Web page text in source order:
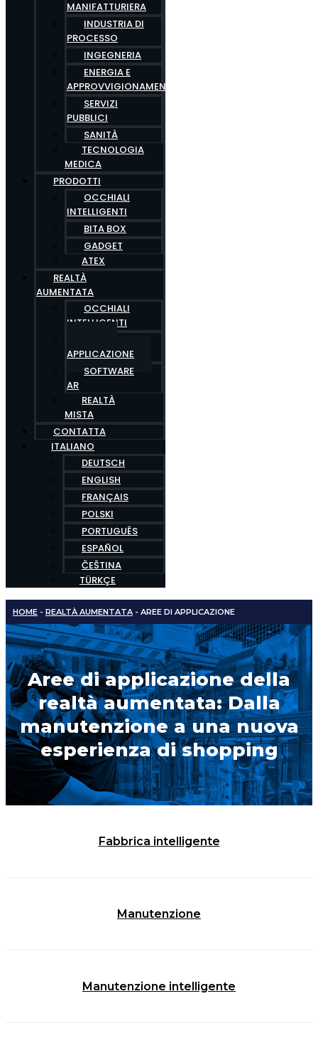
MANIFATTURIERA
INDUSTRIA DI
PROCESSO
INGEGNERIA
ENERGIA E
APPROVVIGIONAMENTO
SERVIZI
PUBBLICI
SANITÀ
TECNOLOGIA
MEDICA
PRODOTTI
OCCHIALI
INTELLIGENTI
BITA BOX
GADGET
ATEX
REALTÀ
AUMENTATA
OCCHIALI
INTELLIGENTI
APPLICAZIONE
SOFTWARE
AR
REALTÀ
MISTA
CONTATTA
ITALIANO
DEUTSCH
ENGLISH
FRANÇAIS
POLSKI
PORTUGUÊS
ESPAÑOL
ČEŠTINA
TÜRKÇE
HOME - REALTÀ AUMENTATA - AREE DI APPLICAZIONE
Aree di applicazione della
realtà aumentata: Dalla
manutenzione a una nuova
esperienza di shopping
Fabbrica intelligente
Manutenzione
Manutenzione intelligente